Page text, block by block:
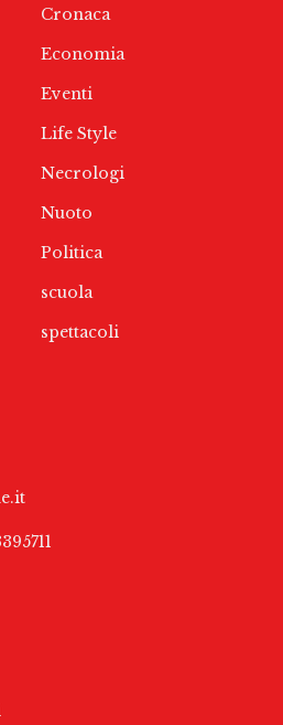
Cronaca
Economia
Eventi
Life Style
Necrologi
Nuoto
Politica
scuola
spettacoli